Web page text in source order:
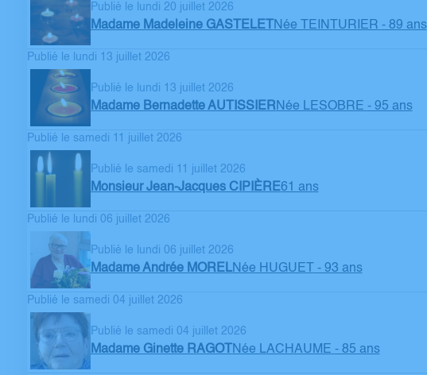
Publié le lundi 20 juillet 2026
Madame Madeleine GASTELET Née TEINTURIER - 89 ans
Publié le lundi 13 juillet 2026
Publié le lundi 13 juillet 2026
Madame Bernadette AUTISSIERNée LESOBRE - 95 ans
Publié le samedi 11 juillet 2026
Publié le samedi 11 juillet 2026
Monsieur Jean-Jacques CIPIÈRE61 ans
Publié le lundi 06 juillet 2026
Publié le lundi 06 juillet 2026
Madame Andrée MORELNée HUGUET - 93 ans
Publié le samedi 04 juillet 2026
Publié le samedi 04 juillet 2026
Madame Ginette RAGOT Née LACHAUME - 85 ans